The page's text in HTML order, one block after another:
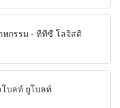
กรรม - ทีทีซี โลจิสติ
โบลท์ ยูโบลท์